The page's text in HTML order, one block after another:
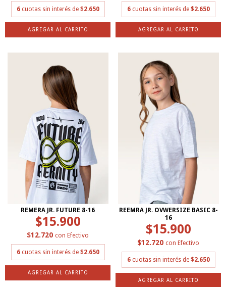
6 cuotas sin interés de $2.650
AGREGAR AL CARRITO
6 cuotas sin interés de $2.650
AGREGAR AL CARRITO
REMERA JR. FUTURE 8-16
$15.900
$12.720 con Efectivo
6 cuotas sin interés de $2.650
AGREGAR AL CARRITO
REEMRA JR. OVWERSIZE BASIC 8-
16
$15.900
$12.720 con Efectivo
6 cuotas sin interés de $2.650
AGREGAR AL CARRITO